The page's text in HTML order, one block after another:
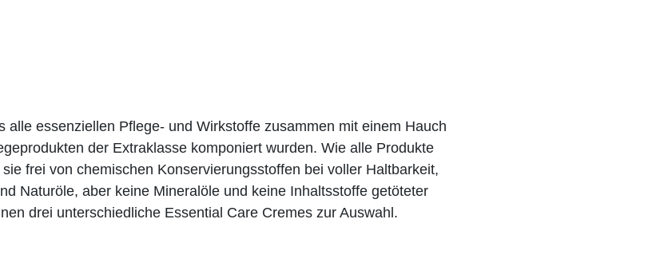
alle essenziellen Pflege- und Wirkstoffe zusammen mit einem Hauch
der Extraklasse komponiert wurden. Wie alle Produkte
frei von chemischen Konservierungsstoffen bei voller Haltbarkeit,
Naturöle, aber keine Mineralöle und keine Inhaltsstoffe getöteter
drei unterschiedliche Essential Care Cremes zur Auswahl.